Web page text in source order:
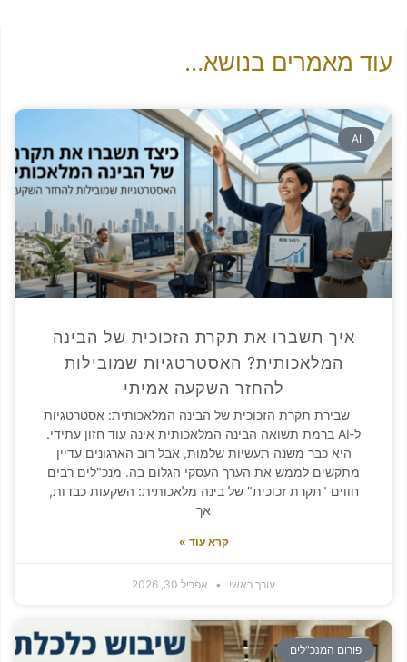
בנושא…
תשברו את תקרת הזכוכית של הבינה
המלאכותית? האסטרטגיות שמובילות
להחזר השקעה אמיתי
תקרת הזכוכית של הבינה המלאכותית: אסטרטגיות
ל‑AI ברמת תשואה הבינה המלאכותית אינה עוד חזון עתידי.
כבר משנה תעשיות שלמות, אבל רוב הארגונים עדיין
לממש את הערך העסקי הגלום בה. מנכ"לים רבים
"תקרת זכוכית" של בינה מלאכותית: השקעות כבדות,
אפריל 30, 2026
המנכ"לים